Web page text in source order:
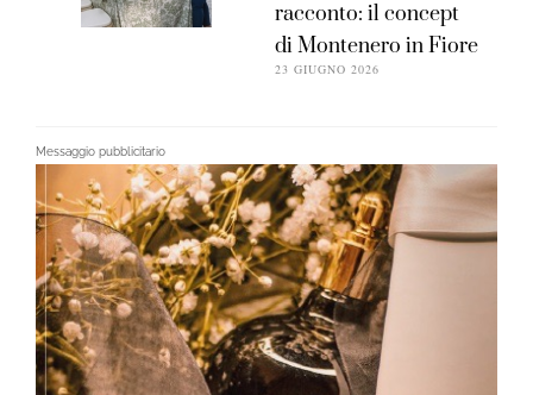
racconto: il concept
di Montenero in Fiore
23 GIUGNO 2026
Messaggio pubblicitario